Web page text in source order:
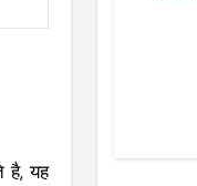
है, यह